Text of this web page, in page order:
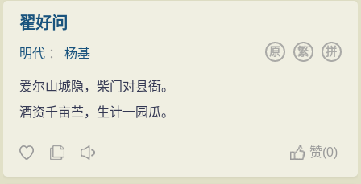
翟好问
明代 ：杨基 拼
繁
原
爱尔山城隐，柴门对县衙。
酒资千亩苎，生计一园瓜。
赞(0)